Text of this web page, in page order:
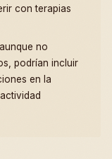
con terapias
no
podrían incluir
en la